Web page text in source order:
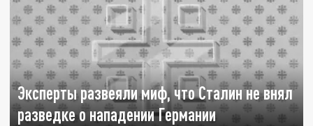
Эксперты развеяли миф, что Сталин не внял
разведке о нападении Германии